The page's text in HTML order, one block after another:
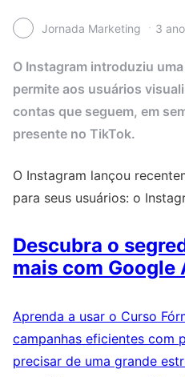
Jornada Marketing 3
O Instagram introduziu
permite aos usuários
contas que seguem, em
presente no TikTok.
O Instagram lançou
para seus usuários: o
Descubra o
mais com Google
Aprenda a usar o Curso
campanhas eficientes com
precisar de uma grande